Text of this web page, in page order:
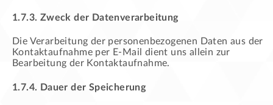
1.7.3. Zweck der Datenverarbeitung
Die Verarbeitung der personenbezogenen Daten aus der
Kontaktaufnahme per E-Mail dient uns allein zur
Bearbeitung der Kontaktaufnahme.
1.7.4. Dauer der Speicherung